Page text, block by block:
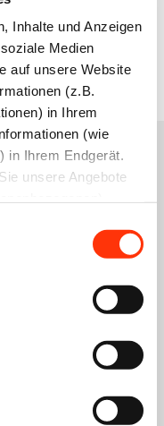
Inhalte und Anzeigen
Medien
auf unsere Website
(z.B.
in Ihrem
(wie
in Ihrem Endgerät.
unsere Angebote
können mit
werden, die sich
ändern
stimmen Sie
für Arbeitsrecht
Recht und Sozialpolitik